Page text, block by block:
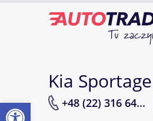
Kia Sportage
+48 (22) 316 64...
Otwórz pasek narzędzi